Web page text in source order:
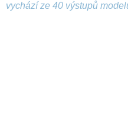
vychází ze 40 výstupů